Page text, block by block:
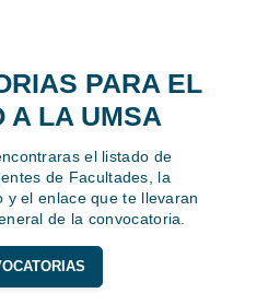
PARA EL
A LA UMSA
el listado de
de Facultades, la
y el enlace que te llevaran
de la convocatoria.